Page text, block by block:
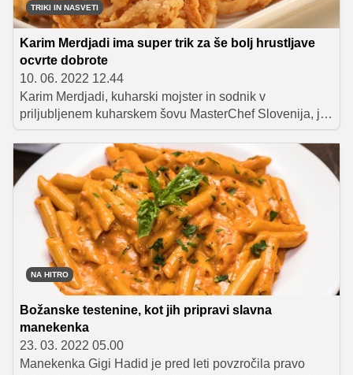
TRIKI IN NASVETI
Karim Merdjadi ima super trik za še bolj hrustljave
ocvrte dobrote
10. 06. 2022 12.44
Karim Merdjadi, kuharski mojster in sodnik v
priljubljenem kuharskem šovu MasterChef Slovenija, je
z nami delil odličen trik, s katerim poskrbimo, da so
ocvrte jedi še bolj hrustljave. Skrivna sestavina, na
katero sam prisega, je, ne boste verjeli, vodka!
NA HITRO
Božanske testenine, kot jih pripravi slavna
manekenka
23. 03. 2022 05.00
Manekenka Gigi Hadid je pred leti povzročila pravo